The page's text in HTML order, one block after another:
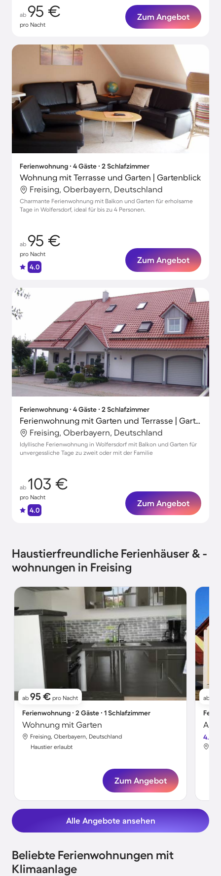
ab 95 €
pro Nacht
Zum Angebot
Ferienwohnung ∙ 4 Gäste ∙ 2 Schlafzimmer
Wohnung mit Terrasse und Garten | Gartenblick
Freising, Oberbayern, Deutschland
Charmante Ferienwohnung mit Balkon und Garten für erholsame
Tage in Wolfersdorf, ideal für bis zu 4 Personen.
ab 95 €
pro Nacht
4.0
Zum Angebot
Ferienwohnung ∙ 4 Gäste ∙ 2 Schlafzimmer
Ferienwohnung mit Garten und Terrasse | Gartenblick
Freising, Oberbayern, Deutschland
Idyllische Ferienwohnung in Wolfersdorf mit Balkon und Garten für
unvergessliche Tage zu zweit oder mit der Familie
ab 103 €
pro Nacht
4.0
Zum Angebot
Haustierfreundliche Ferienhäuser & -
wohnungen in Freising
ab 95 € pro Nacht
Ferienwohnung ∙ 2 Gäste ∙ 1 Schlafzimmer
Wohnung mit Garten
Freising, Oberbayern, Deutschland
Haustier erlaubt
Zum Angebot
ab
4.4
Alle Angebote ansehen
Beliebte Ferienwohnungen mit
Klimaanlage